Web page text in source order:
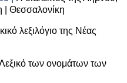
| Θεσσαλονίκη
λεξιλόγιο της Νέας
των ονομάτων των